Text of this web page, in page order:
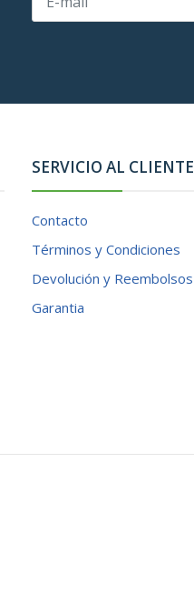
SERVICIO AL CLIENTE
Contacto
Términos y Condiciones
Devolución y Reembolsos
Garantia